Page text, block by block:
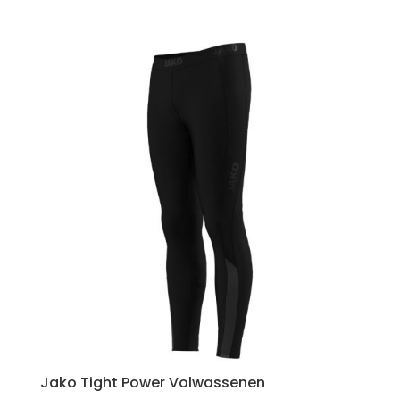
€ 28,00.
Jako Tight Power Volwassenen